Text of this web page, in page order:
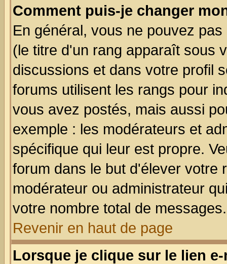
Comment puis-je changer
En général, vous ne pouvez
(le titre d'un rang apparaît sous
discussions et dans votre profil
forums utilisent les rangs pour
vous avez postés, mais aussi
exemple : les modérateurs et
spécifique qui leur est propre.
forum dans le but d'élever votre
modérateur ou administrateur
votre nombre total de messages.
Revenir en haut de page
Lorsque je clique sur le lien